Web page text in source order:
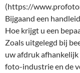
(https://
Bijgaand een
Hoe krijgt u een
Zoals uitgelegd bij
uw afdruk
foto-industrie en de